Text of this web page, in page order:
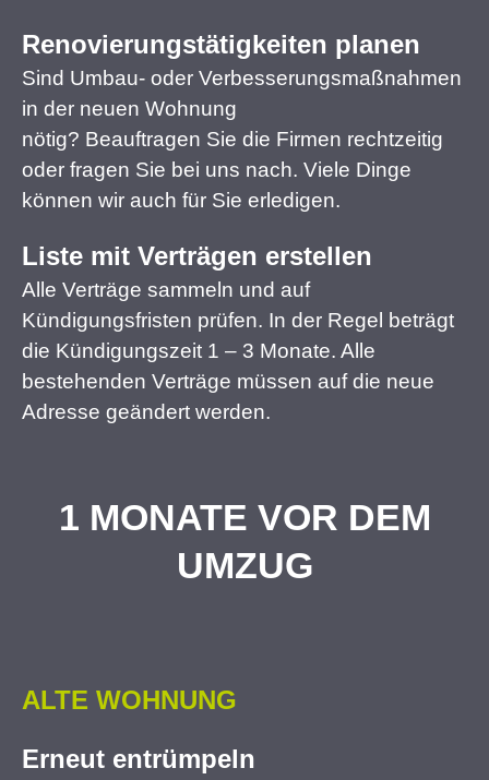
Renovierungstätigkeiten planen
Sind Umbau- oder Verbesserungsmaßnahmen
in der neuen Wohnung
nötig? Beauftragen Sie die Firmen rechtzeitig
oder fragen Sie bei uns nach. Viele Dinge
können wir auch für Sie erledigen.
Liste mit Verträgen erstellen
Alle Verträge sammeln und auf
Kündigungsfristen prüfen. In der Regel beträgt
die Kündigungszeit 1 – 3 Monate. Alle
bestehenden Verträge müssen auf die neue
Adresse geändert werden.
1 MONATE VOR DEM
UMZUG
ALTE WOHNUNG
Erneut entrümpeln